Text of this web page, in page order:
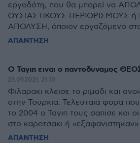
εργοδότη, που θα μπορεί να
ΟΥΣΙΑΣΤΙΚΟΥΣ ΠΕΡΙΟΡΙΣΜΟΥΣ ή
ΑΠΟΛΥΣΗ, όποιον εργαζόμενο
ΑΠΑΝΤΗΣΗ
Ο Ταγιπ ειναι ο παντοδυναμος
23.09.2021, 21:10
Φιλαρακι κλεισε το ριμαδι και
στην Τουρκια. Τελευταια φορα που
το 2004 ο Ταγιπ τους σαπισε και οι
στο καροτσακι ή «εξαφανιστηκαν»
ΑΠΑΝΤΗΣΗ